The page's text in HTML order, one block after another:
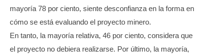
mayoría 78 por ciento, siente desconfianza en la forma en
cómo se está evaluando el proyecto minero.
En tanto, la mayoría relativa, 46 por ciento, considera que
el proyecto no debiera realizarse. Por último, la mayoría,